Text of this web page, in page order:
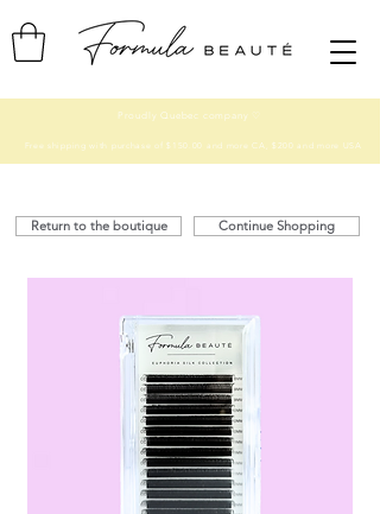
Proudly Quebec company ♡
Free shipping with purchase of $150.00 and more CA, $200 and more USA
Return to the boutique Continue Shopping